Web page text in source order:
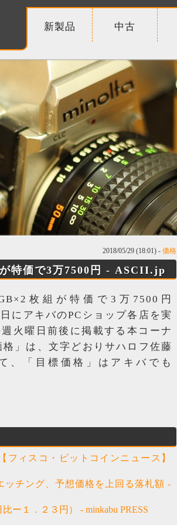
新製品 中古
2018/05/29 (18:01) - 価格
特価で3万7500円 - ASCII.jp
枚組が特価で3万7500円
にアキバのPCショップ各店を実
火曜日前後に掲載する本コーナ
」は、文字どおりサハロフ佐藤
、「目標価格」はアキバでも
ィスコ・ビットコインニュース】
ッチング、予想価格を上回る落札額 -
ー１．２３円） - minkabu PRESS